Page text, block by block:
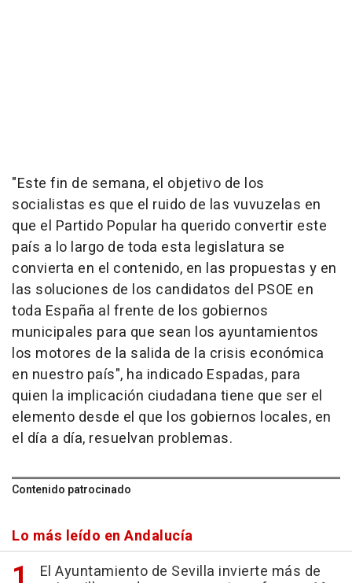
"Este fin de semana, el objetivo de los
socialistas es que el ruido de las vuvuzelas en
que el Partido Popular ha querido convertir este
país a lo largo de toda esta legislatura se
convierta en el contenido, en las propuestas y en
las soluciones de los candidatos del PSOE en
toda España al frente de los gobiernos
municipales para que sean los ayuntamientos
los motores de la salida de la crisis económica
en nuestro país", ha indicado Espadas, para
quien la implicación ciudadana tiene que ser el
elemento desde el que los gobiernos locales, en
el día a día, resuelvan problemas.
Contenido patrocinado
Lo más leído en Andalucía
El Ayuntamiento de Sevilla invierte más de